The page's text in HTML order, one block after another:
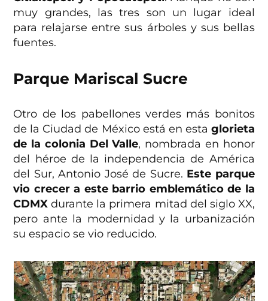
muy grandes, las tres son un lugar ideal
para relajarse entre sus árboles y sus bellas
fuentes.
Parque Mariscal Sucre
Otro de los pabellones verdes más bonitos
de la Ciudad de México está en esta glorieta
de la colonia Del Valle, nombrada en honor
del héroe de la independencia de América
del Sur, Antonio José de Sucre. Este parque
vio crecer a este barrio emblemático de la
CDMX durante la primera mitad del siglo XX,
pero ante la modernidad y la urbanización
su espacio se vio reducido.